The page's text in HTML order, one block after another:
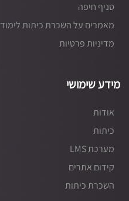
סניף חיפה
מאמרים על השכרת כיתות לימוד
מדיניות פרטיות
מידע שימושי
אודות
כיתות
מערכת LMS
קידום אתרים
השכרת כיתות